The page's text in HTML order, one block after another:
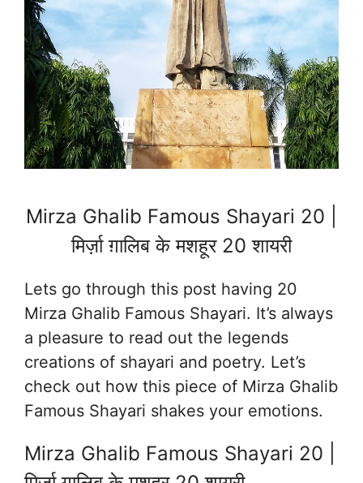
Mirza Ghalib Famous Shayari 20 |
मिर्ज़ा ग़ालिब के मशहूर 20 शायरी
Lets go through this post having 20
Mirza Ghalib Famous Shayari. It’s always
a pleasure to read out the legends
creations of shayari and poetry. Let’s
check out how this piece of Mirza Ghalib
Famous Shayari shakes your emotions.
Mirza Ghalib Famous Shayari 20 |